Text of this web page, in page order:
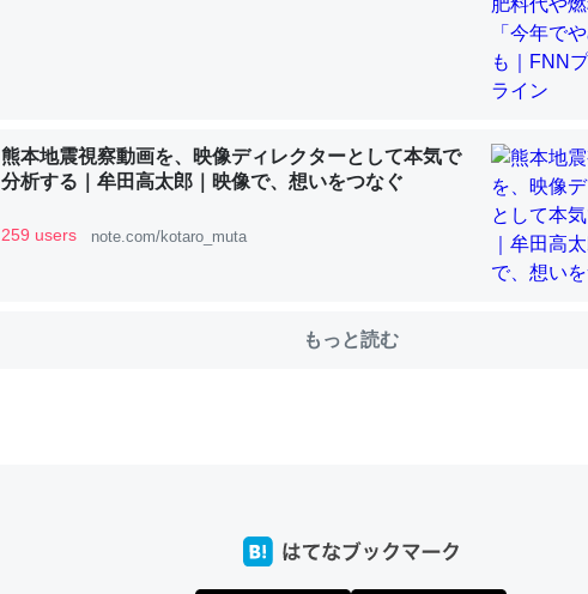
中。あと、Googleマップで位置情報を共有してる。電池残量や充電中かが
れ見て生きてるなって分かる。
─たまにLINEするくらいだった遠方の父67歳と僕。ITツール導入でコミュニケーション
た｜tayorini by LIFULL介護
熊本地震視察動画を、映像ディレクターとして本気で
分析する｜牟田高太郎｜映像で、想いをつなぐ
259 users note.com/kotaro_muta
もっと読む